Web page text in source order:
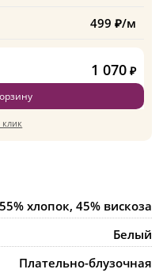
499 ₽/м
1 070 ₽
клик
55% хлопок, 45% вискоза
Белый
Плательно-блузочная